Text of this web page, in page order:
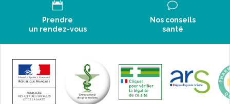
Prendre
un rendez-vous
Nos conseils
santé